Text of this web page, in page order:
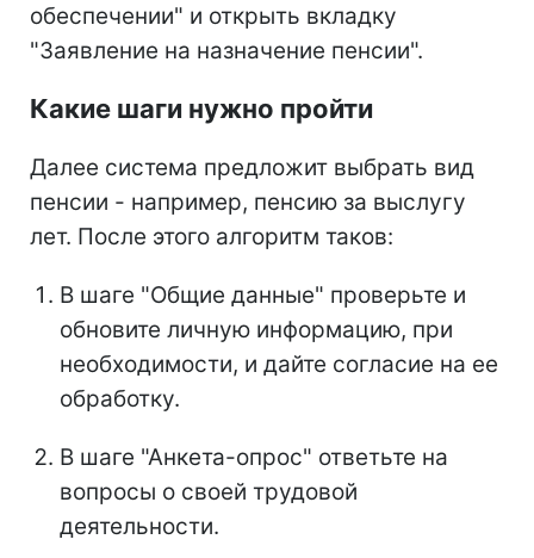
обеспечении" и открыть вкладку
"Заявление на назначение пенсии".
Какие шаги нужно пройти
Далее система предложит выбрать вид
пенсии - например, пенсию за выслугу
лет. После этого алгоритм таков:
В шаге "Общие данные" проверьте и
обновите личную информацию, при
необходимости, и дайте согласие на ее
обработку.
В шаге "Анкета-опрос" ответьте на
вопросы о своей трудовой
деятельности.